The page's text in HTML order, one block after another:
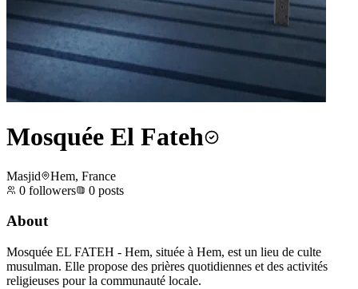
Mosquée El Fateh
Masjid
Hem, France
0 followers 0 posts
About
Mosquée EL FATEH - Hem, située à Hem, est un lieu de culte
musulman. Elle propose des prières quotidiennes et des activités
religieuses pour la communauté locale.